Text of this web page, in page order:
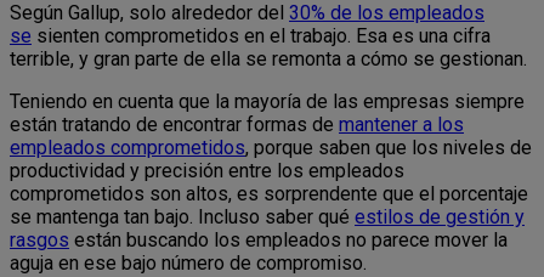
Según Gallup, solo alrededor del 30% de los empleados
se sienten comprometidos en el trabajo. Esa es una cifra
terrible, y gran parte de ella se remonta a cómo se gestionan.
Teniendo en cuenta que la mayoría de las empresas siempre
están tratando de encontrar formas de mantener a los
empleados comprometidos, porque saben que los niveles de
productividad y precisión entre los empleados
comprometidos son altos, es sorprendente que el porcentaje
se mantenga tan bajo. Incluso saber qué estilos de gestión y
rasgos están buscando los empleados no parece mover la
aguja en ese bajo número de compromiso.